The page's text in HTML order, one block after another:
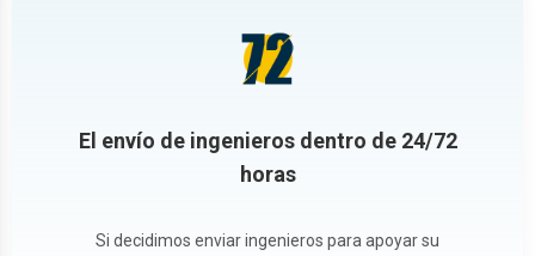
El envío de ingenieros dentro de 24/72
horas
Si decidimos enviar ingenieros para apoyar su